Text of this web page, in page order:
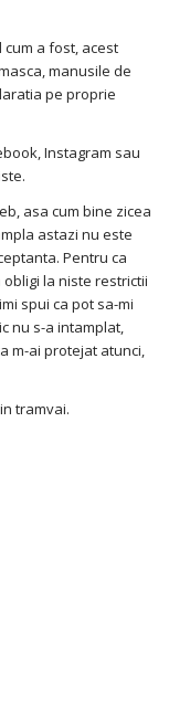
a fost, acest
manusile de
pe proprie
Instagram sau
asa cum bine zicea
astazi nu este
Pentru ca
la niste restrictii
spui ca pot sa-mi
nu s-a intamplat,
m-ai protejat atunci,
tramvai.